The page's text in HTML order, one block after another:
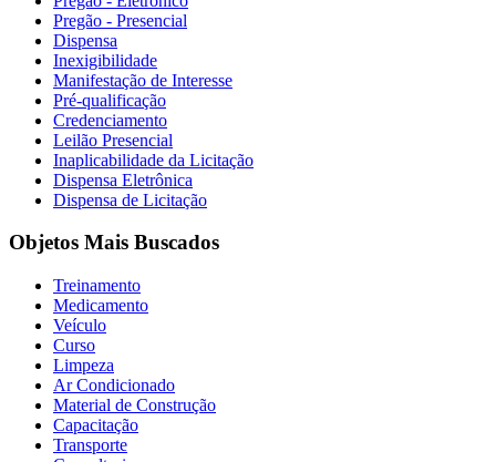
Pregão - Presencial
Dispensa
Inexigibilidade
Manifestação de Interesse
Pré-qualificação
Credenciamento
Leilão Presencial
Inaplicabilidade da Licitação
Dispensa Eletrônica
Dispensa de Licitação
Objetos Mais Buscados
Treinamento
Medicamento
Veículo
Curso
Limpeza
Ar Condicionado
Material de Construção
Capacitação
Transporte